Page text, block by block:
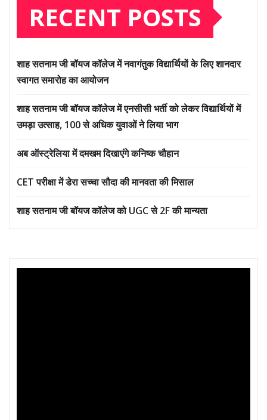
RECENT POSTS
शाह सतनाम जी बॉयज कॉलेज में नवागंतुक विद्यार्थियों के लिए शानदार
स्वागत समारोह का आयोजन
शाह सतनाम जी बॉयज कॉलेज में एनसीसी भर्ती को लेकर विद्यार्थियों में
उमड़ा उत्साह, 100 से अधिक युवाओं ने लिया भाग
अब ऑस्ट्रेलिया में दमखम दिखाएंगे कनिष्क चौहान
CET परीक्षा में डेरा सच्चा सौदा की मानवता की मिसाल
शाह सतनाम जी बॉयज कॉलेज को UGC से 2F की मान्यता